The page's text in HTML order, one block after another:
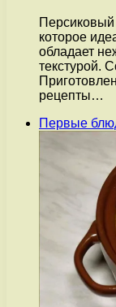
которое
обладает
текстурой.
рецепты…
Первые